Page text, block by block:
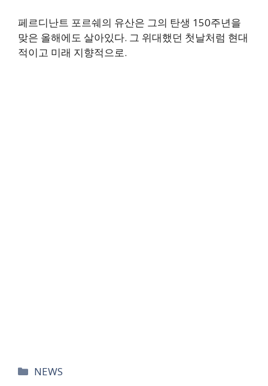
페르디난트 포르쉐의 유산은 그의 탄생 150주년을
맞은 올해에도 살아있다. 그 위대했던 첫날처럼 현대
적이고 미래 지향적으로.
카
NEWS